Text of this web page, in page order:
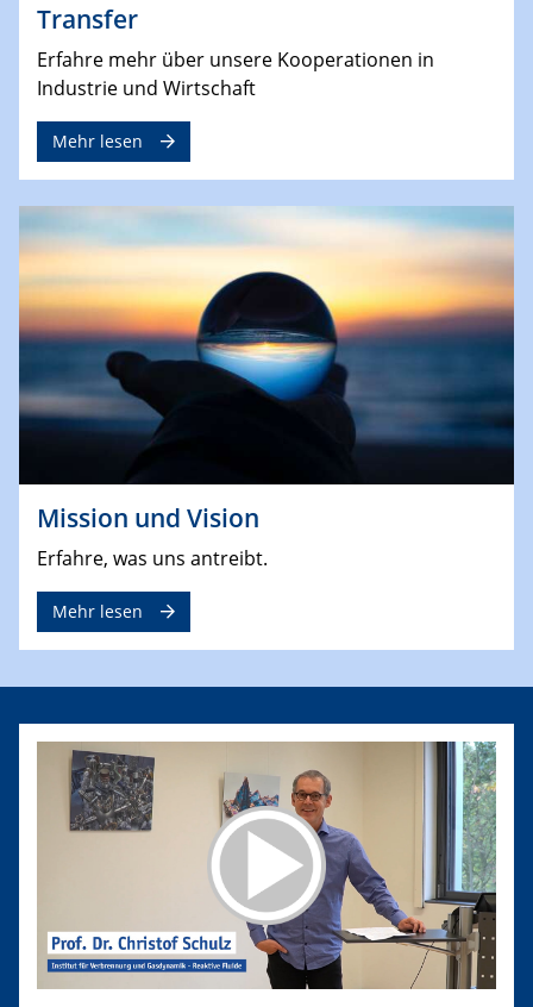
Transfer
Erfahre mehr über unsere Kooperationen in
Industrie und Wirtschaft
Mehr lesen
Mission und Vision
Erfahre, was uns antreibt.
Mehr lesen